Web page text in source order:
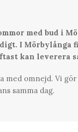
med bud i
I Mörbylånga
kan leverera
med omnejd. Vi
samma dag.